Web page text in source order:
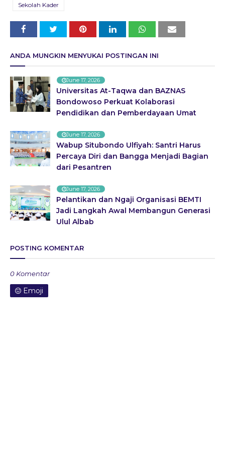
Sekolah Kader
ANDA MUNGKIN MENYUKAI POSTINGAN INI
June 17, 2026
Universitas At-Taqwa dan BAZNAS
Bondowoso Perkuat Kolaborasi
Pendidikan dan Pemberdayaan Umat
June 17, 2026
Wabup Situbondo Ulfiyah: Santri Harus
Percaya Diri dan Bangga Menjadi Bagian
dari Pesantren
June 17, 2026
Pelantikan dan Ngaji Organisasi BEMTI
Jadi Langkah Awal Membangun Generasi
Ulul Albab
POSTING KOMENTAR
0 Komentar
Emoji